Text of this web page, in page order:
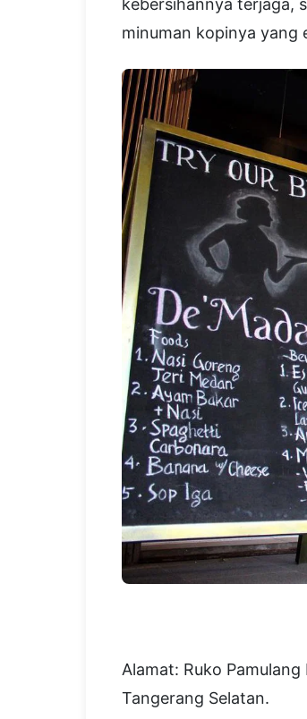
kebersihannya terjaga,
minuman kopinya yang
Alamat: Ruko
Tangerang Selatan.